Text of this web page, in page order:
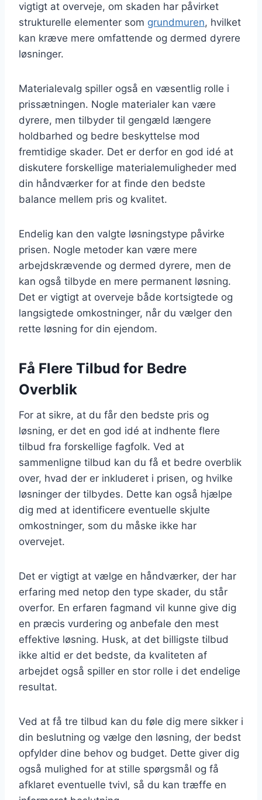
vigtigt at overveje, om skaden har påvirket
strukturelle elementer som grundmuren, hvilket
kan kræve mere omfattende og dermed dyrere
løsninger.
Materialevalg spiller også en væsentlig rolle i
prissætningen. Nogle materialer kan være
dyrere, men tilbyder til gengæld længere
holdbarhed og bedre beskyttelse mod
fremtidige skader. Det er derfor en god idé at
diskutere forskellige materialemuligheder med
din håndværker for at finde den bedste
balance mellem pris og kvalitet.
Endelig kan den valgte løsningstype påvirke
prisen. Nogle metoder kan være mere
arbejdskrævende og dermed dyrere, men de
kan også tilbyde en mere permanent løsning.
Det er vigtigt at overveje både kortsigtede og
langsigtede omkostninger, når du vælger den
rette løsning for din ejendom.
Få Flere Tilbud for Bedre
Overblik
For at sikre, at du får den bedste pris og
løsning, er det en god idé at indhente flere
tilbud fra forskellige fagfolk. Ved at
sammenligne tilbud kan du få et bedre overblik
over, hvad der er inkluderet i prisen, og hvilke
løsninger der tilbydes. Dette kan også hjælpe
dig med at identificere eventuelle skjulte
omkostninger, som du måske ikke har
overvejet.
Det er vigtigt at vælge en håndværker, der har
erfaring med netop den type skader, du står
overfor. En erfaren fagmand vil kunne give dig
en præcis vurdering og anbefale den mest
effektive løsning. Husk, at det billigste tilbud
ikke altid er det bedste, da kvaliteten af
arbejdet også spiller en stor rolle i det endelige
resultat.
Ved at få tre tilbud kan du føle dig mere sikker i
din beslutning og vælge den løsning, der bedst
opfylder dine behov og budget. Dette giver dig
også mulighed for at stille spørgsmål og få
afklaret eventuelle tvivl, så du kan træffe en